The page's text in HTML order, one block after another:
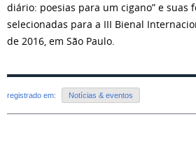
diário: poesias para um cigano” e suas
selecionadas para a III Bienal
de 2016, em São Paulo.
registrado em: Notícias & eventos